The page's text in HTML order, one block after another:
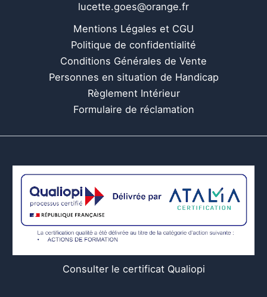
lucette.goes@orange.fr
Mentions Légales et CGU
Politique de confidentialité
Conditions Générales de Vente
Personnes en situation de Handicap
Règlement Intérieur
Formulaire de réclamation
Consulter le certificat Qualiopi